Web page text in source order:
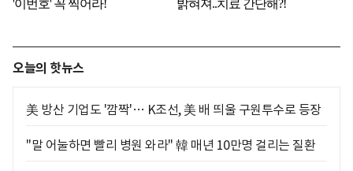
오늘의 핫뉴스
美 방산 기업도 '깜짝'… K조선, 美 배 띄울 구원투수로 등장
"말 어눌하면 빨리 병원 와라" 韓 매년 10만명 걸리는 질환